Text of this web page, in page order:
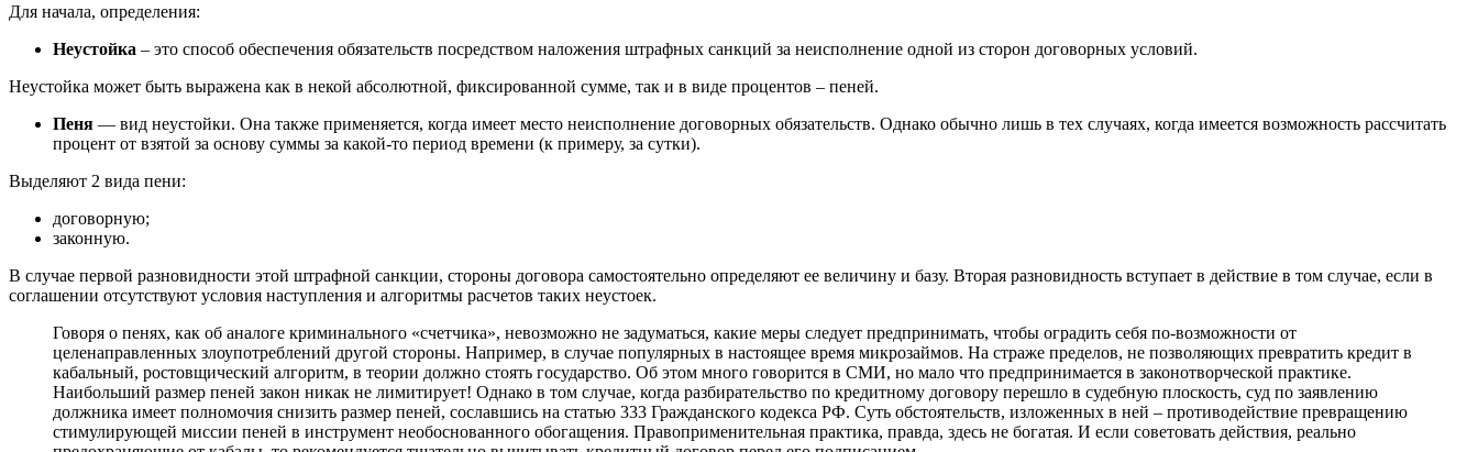
Для начала, определения:
Неустойка – это способ обеспечения обязательств посредством наложения штрафных санкций за неисполнение одной из сторон договорных условий.
Неустойка может быть выражена как в некой абсолютной, фиксированной сумме, так и в виде процентов – пеней.
Пеня — вид неустойки. Она также применяется, когда имеет место неисполнение договорных обязательств. Однако обычно лишь в тех случаях, когда имеется возможность рассчитать
процент от взятой за основу суммы за какой-то период времени (к примеру, за сутки).
Выделяют 2 вида пени:
договорную;
законную.
В случае первой разновидности этой штрафной санкции, стороны договора самостоятельно определяют ее величину и базу. Вторая разновидность вступает в действие в том случае, если в
соглашении отсутствуют условия наступления и алгоритмы расчетов таких неустоек.
Говоря о пенях, как об аналоге криминального «счетчика», невозможно не задуматься, какие меры следует предпринимать, чтобы оградить себя по-возможности от
целенаправленных злоупотреблений другой стороны. Например, в случае популярных в настоящее время микрозаймов. На страже пределов, не позволяющих превратить кредит в
кабальный, ростовщический алгоритм, в теории должно стоять государство. Об этом много говорится в СМИ, но мало что предпринимается в законотворческой практике.
Наибольший размер пеней закон никак не лимитирует! Однако в том случае, когда разбирательство по кредитному договору перешло в судебную плоскость, суд по заявлению
должника имеет полномочия снизить размер пеней, сославшись на статью 333 Гражданского кодекса РФ. Суть обстоятельств, изложенных в ней – противодействие превращению
стимулирующей миссии пеней в инструмент необоснованного обогащения. Правоприменительная практика, правда, здесь не богатая. И если советовать действия, реально